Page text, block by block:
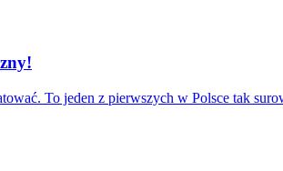
To jeden z pierwszych w Polsce tak